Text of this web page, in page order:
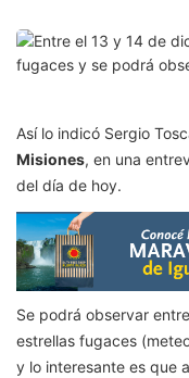
Así lo indicó Sergio
Misiones, en una
del día de hoy.
Se podrá observar
estrellas fugaces
y lo interesante es que